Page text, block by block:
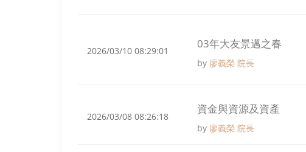
2026/03/10 08:29:01
03年大友景邁之春
by 廖義榮 院長
2026/03/08 08:26:18
資金與資源及資產
by 廖義榮 院長